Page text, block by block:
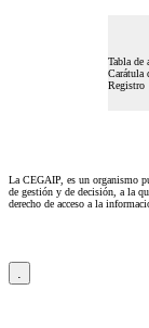
Tabla de
Carátula
Registro
La CEGAIP, es un organismo
de gestión y de decisión, a la
derecho de acceso a la